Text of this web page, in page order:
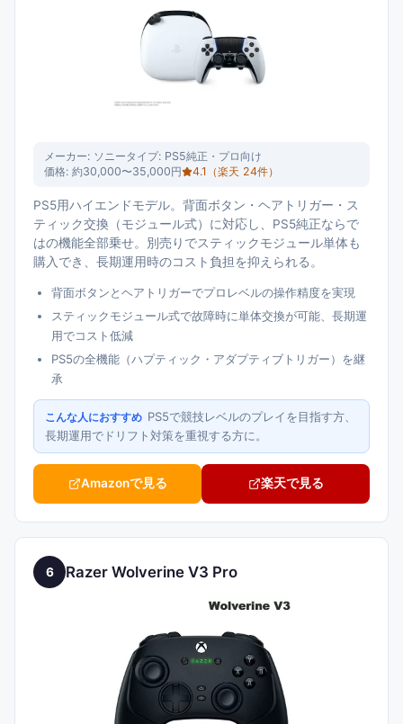
メーカー: ソニータイプ: PS5純正・プロ向け
価格: 約30,000〜35,000円 4.1 （楽天 24件）
PS5用ハイエンドモデル。背面ボタン・ヘアトリガー・ス
ティック交換（モジュール式）に対応し、PS5純正ならで
はの機能全部乗せ。別売りでスティックモジュール単体も
購入でき、長期運用時のコスト負担を抑えられる。
背面ボタンとヘアトリガーでプロレベルの操作精度を実現
スティックモジュール式で故障時に単体交換が可能、長期運
用でコスト低減
PS5の全機能（ハプティック・アダプティブトリガー）を継
承
こんな人におすすめ PS5で競技レベルのプレイを目指す方、
長期運用でドリフト対策を重視する方に。
Amazonで見る 楽天で見る
6 Razer Wolverine V3 Pro